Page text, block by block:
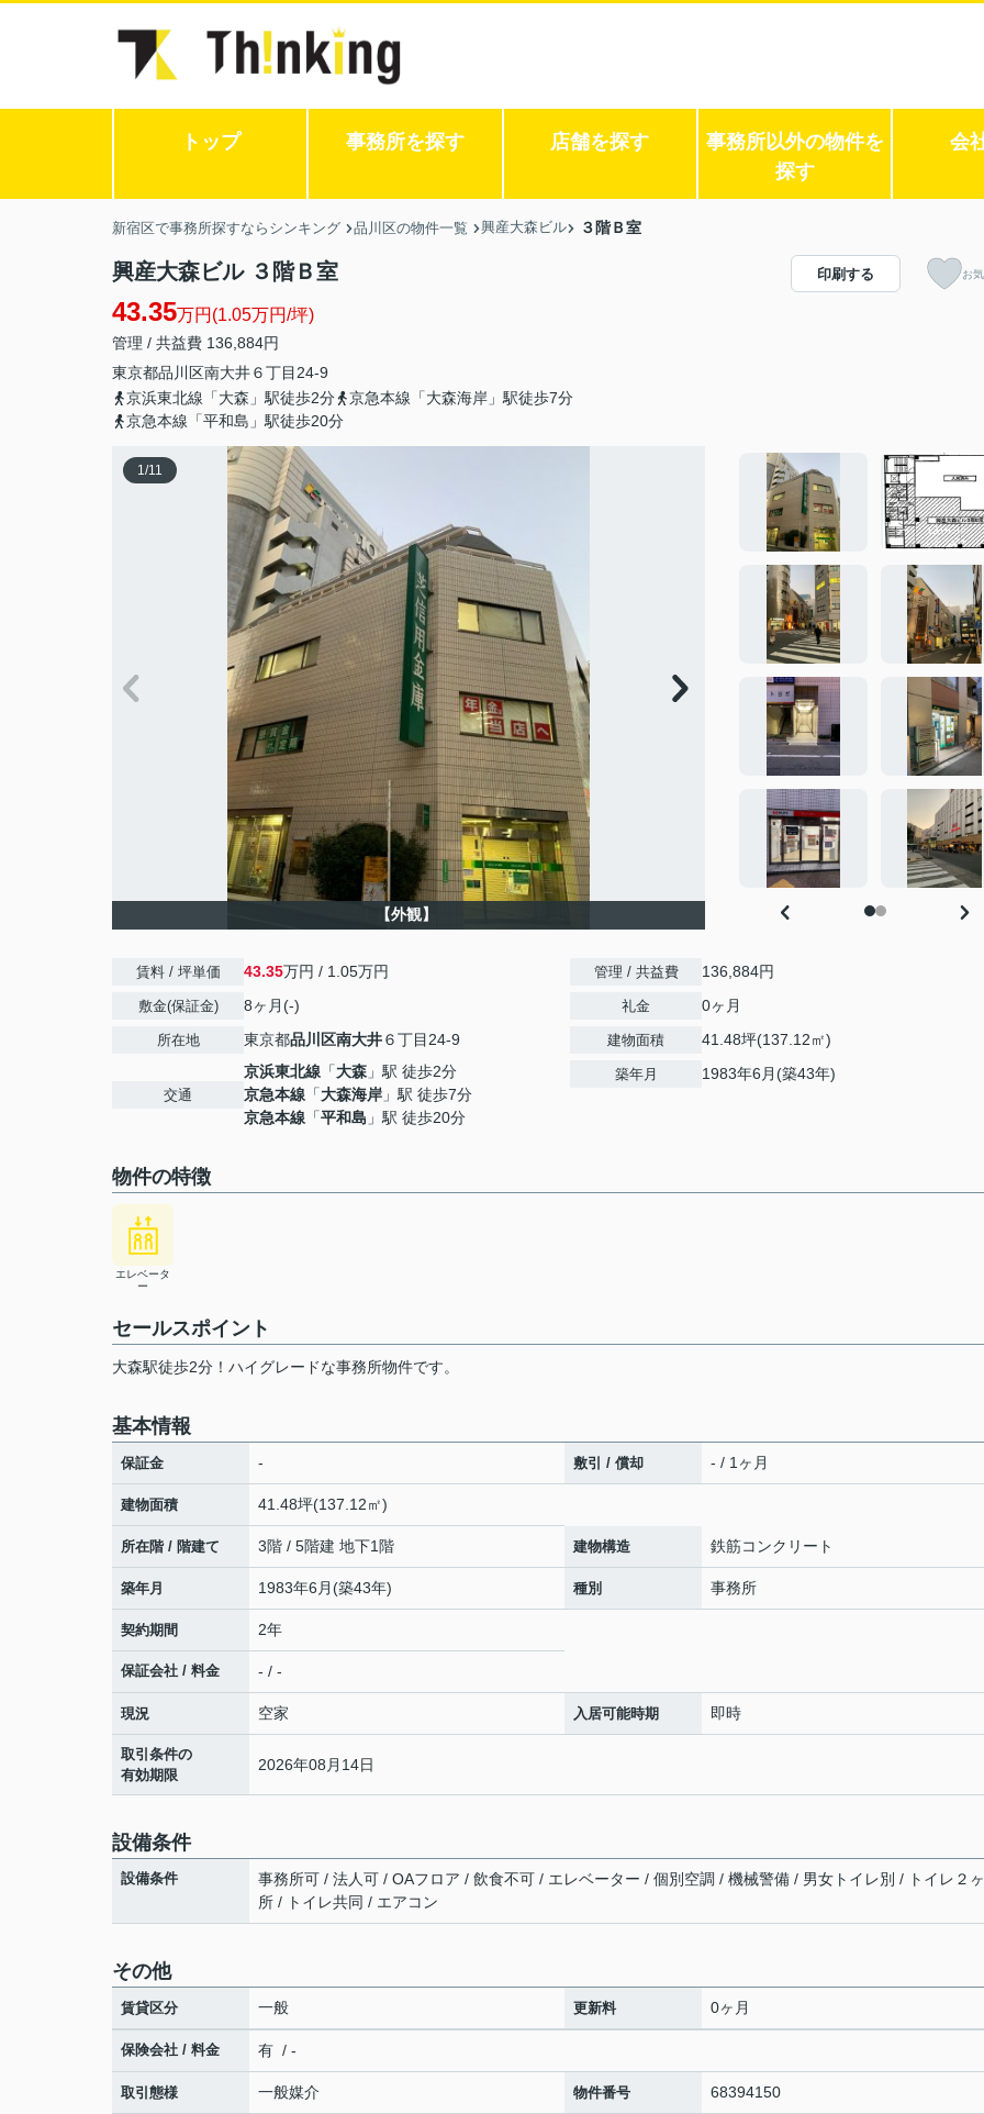
トップ 事務所を探す 店舗を探す
事務所以外の物件を
探す
会
新宿区で事務所探すならシンキング 品川区の物件一覧 興産大森ビル ３階Ｂ室
興産大森ビル ３階Ｂ室
43.35万円(1.05万円/坪)
管理 / 共益費 136,884円
東京都品川区南大井６丁目24-9
京浜東北線「大森」駅徒歩2分
京急本線「大森海岸」駅徒歩7分
京急本線「平和島」駅徒歩20分
印刷する お
1/11
【外観】
賃料 / 坪単価 43.35万円 / 1.05万円
敷金(保証金) 8ヶ月(-)
所在地 東京都品川区南大井６丁目24-9
交通
京浜東北線 「大森 」駅 徒歩2分
京急本線 「大森海岸 」駅 徒歩7分
京急本線 「平和島 」駅 徒歩20分
管理 / 共益費 136,884円
礼金 0ヶ月
建物面積 41.48坪(137.12㎡)
築年月 1983年6月(築43年)
物件の特徴
エレベータ
ー
セールスポイント
大森駅徒歩2分！ハイグレードな事務所物件です。
基本情報
保証金 - 敷引 / 償却 - / 1ヶ月
建物面積 41.48坪(137.12㎡)
所在階 / 階建て 3階 / 5階建 地下1階 建物構造 鉄筋コンクリート
築年月 1983年6月(築43年) 種別 事務所
契約期間 2年
保証会社 / 料金 - / -
現況 空家 入居可能時期 即時
取引条件の
有効期限
2026年08月14日
設備条件
設備条件
事務所可 / 法人可 / OAフロア / 飲食不可 / エレベーター / 個別空調 / 機械警備 / 男女トイレ別 / トイレ２ヶ
所 / トイレ共同 / エアコン
その他
賃貸区分 一般 更新料 0ヶ月
保険会社 / 料金 有 / -
取引態様 一般媒介 物件番号 68394150